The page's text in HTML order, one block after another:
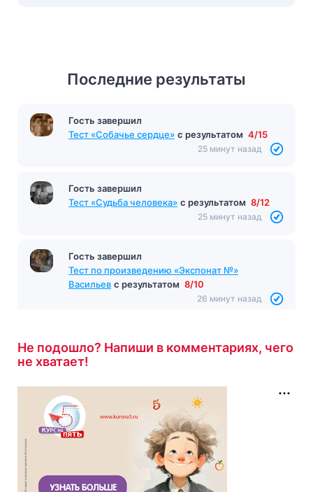
Последние результаты
Гость завершил
Тест «Собачье сердце» с результатом 4/15
25 минут назад
Гость завершил
Тест «Судьба человека» с результатом 8/12
25 минут назад
Гость завершил
Тест по произведению «Экспонат №»
Васильев с результатом 8/10
26 минут назад
Не подошло? Напиши в комментариях, чего
не хватает!